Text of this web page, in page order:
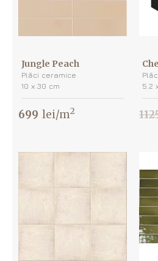
Jungle Peach
Plăci ceramice
10 х 30 cm
699 lei/m2
5.2